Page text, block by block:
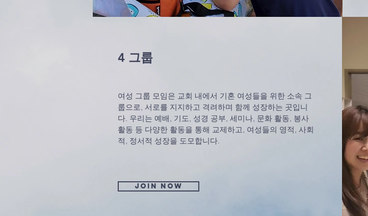
4 그룹
여성 그룹 모임은 교회 내에서 기혼 여성들을 위한 소속 그
룹으로, 서로를 지지하고 격려하며 함께 성장하는 곳입니
다. 우리는 예배, 기도, 성경 공부, 세미나, 문화 활동, 봉사
활동 등 다양한 활동을 통해 교제하고, 여성들의 영적, 사회
적, 정서적 성장을 도모합니다.
Join now